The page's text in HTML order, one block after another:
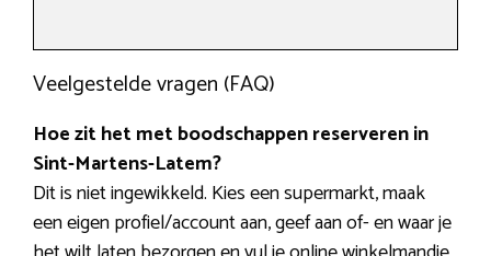
Veelgestelde vragen (FAQ)
Hoe zit het met boodschappen reserveren in
Sint-Martens-Latem?
Dit is niet ingewikkeld. Kies een supermarkt, maak
een eigen profiel/account aan, geef aan of- en waar je